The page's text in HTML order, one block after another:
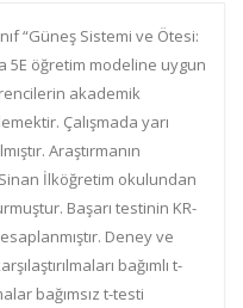
“Güneş Sistemi ve Ötesi:
5E öğretim modeline uygun
akademik
Çalışmada yarı
Araştırmanın
İlköğretim okulundan
Başarı testinin KR-
Deney ve
bağımlı t-
bağımsız t-testi